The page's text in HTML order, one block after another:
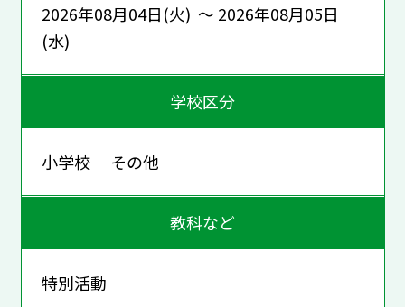
2026年08月04日(火) ～ 2026年08月05日
(水)
学校区分
小学校 その他
教科など
特別活動